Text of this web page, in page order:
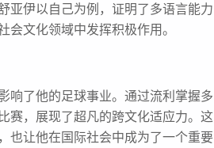
亚伊以自己为例，证明了多语言能力
文化领域中发挥积极作用。
响了他的足球事业。通过流利掌握多
赛，展现了超凡的跨文化适应力。这
也让他在国际社会中成为了一个重要